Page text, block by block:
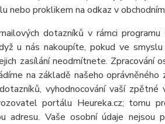
nebo proklikem na odkaz v
dotazníků v rámci programu
u nás nakoupíte, pokud ve
zasílání neodmítnete. Zpracování
na základě našeho oprávněného
vyhodnocování vaší zpětné
portálu Heureka.cz; tomu
Vaše osobní údaje nejsou